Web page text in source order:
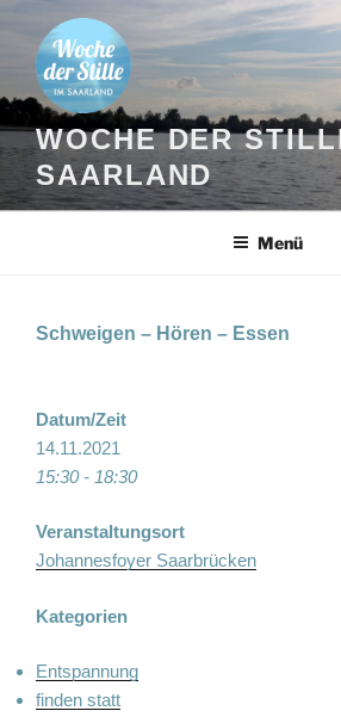
Inhalt
springen
WOCHE DER
SAARLAND
Menü
Schweigen – Hören – Essen
Datum/Zeit
14.11.2021
15:30 - 18:30
Veranstaltungsort
Johannesfoyer Saarbrücken
Kategorien
Entspannung
finden statt